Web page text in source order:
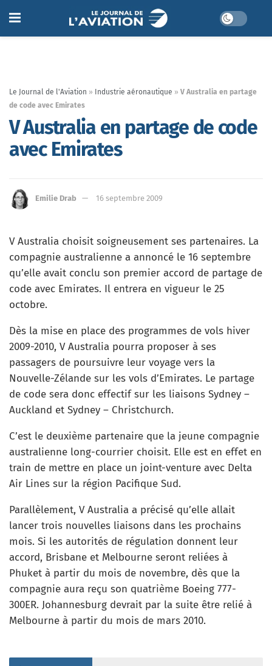
Le Journal de l'Aviation » Industrie aéronautique » V Australia en partage
de code avec Emirates
V Australia en partage de code
avec Emirates
Emilie Drab 16 septembre 2009
V Australia choisit soigneusement ses partenaires. La
compagnie australienne a annoncé le 16 septembre
qu’elle avait conclu son premier accord de partage de
code avec Emirates. Il entrera en vigueur le 25
octobre.
Dès la mise en place des programmes de vols hiver
2009-2010, V Australia pourra proposer à ses
passagers de poursuivre leur voyage vers la
Nouvelle-Zélande sur les vols d’Emirates. Le partage
de code sera donc effectif sur les liaisons Sydney –
Auckland et Sydney – Christchurch.
C’est le deuxième partenaire que la jeune compagnie
australienne long-courrier choisit. Elle est en effet en
train de mettre en place un joint-venture avec Delta
Air Lines sur la région Pacifique Sud.
Parallèlement, V Australia a précisé qu’elle allait
lancer trois nouvelles liaisons dans les prochains
mois. Si les autorités de régulation donnent leur
accord, Brisbane et Melbourne seront reliées à
Phuket à partir du mois de novembre, dès que la
compagnie aura reçu son quatrième Boeing 777-
300ER. Johannesburg devrait par la suite être relié à
Melbourne à partir du mois de mars 2010.